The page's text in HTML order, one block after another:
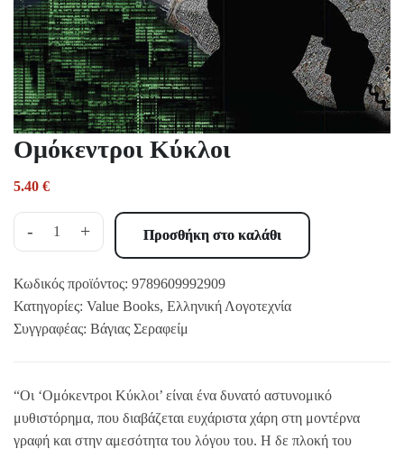
Ομόκεντροι Κύκλοι
5.40 €
- + Προσθήκη στο καλάθι
Κωδικός προϊόντος: 9789609992909
Κατηγορίες: Value Books, Ελληνική Λογοτεχνία
Συγγραφέας: Βάγιας Σεραφείμ
“Οι ‘Ομόκεντροι Κύκλοι’ είναι ένα δυνατό αστυνομικό
μυθιστόρημα, που διαβάζεται ευχάριστα χάρη στη μοντέρνα
γραφή και στην αμεσότητα του λόγου του. Η δε πλοκή του